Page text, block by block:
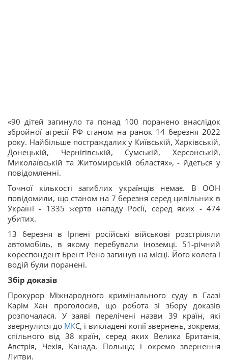
«90 дітей загинуло та понад 100 поранено внаслідок
збройної агресії РФ станом на ранок 14 березня 2022
року. Найбільше постраждалих у Київській, Харківській,
Донецькій, Чернігівській, Сумській, Херсонській,
Миколаївській та Житомирській областях», - йдеться у
повідомленні.
Точної кількості загиблих українців немає. В ООН
повідомили, що станом на 7 березня серед цивільних в
Україні - 1335 жертв нападу Росії, серед яких - 474
убитих.
13 березня в Ірпені російські військові розстріляли
автомобіль, в якому перебували іноземці. 51-річний
кореспондент Брент Рено загинув на місці. Його колега і
водій були поранені.
Збір доказів
Прокурор Міжнародного кримінального суду в Гаазі
Карім Хан проголосив, що робота зі збору доказів
розпочалася. У заяві перелічені назви 39 країн, які
звернулися до МКС, і викладені копії звернень, зокрема,
спільного від 38 країн, серед яких Велика Британія,
Австрія, Чехія, Канада, Польща; і окремо звернення
Литви.